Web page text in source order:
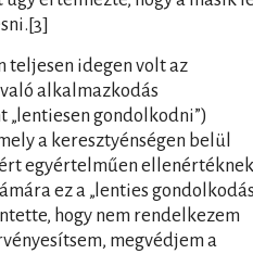
teljesen idegen volt az
való alkalmazkodás
„lentiesen gondolkodni”)
a keresztyénségen belül
egyértelműen ellenértéknek
ez a „lenties
hogy nem rendelkezem
megvédjem a